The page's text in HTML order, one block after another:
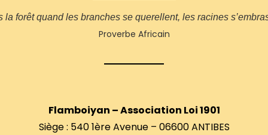
la forêt quand les branches se querellent, les racines
Proverbe Africain
Flamboiyan – Association Loi 1901
Siège : 540 1ère Avenue – 06600 ANTIBES